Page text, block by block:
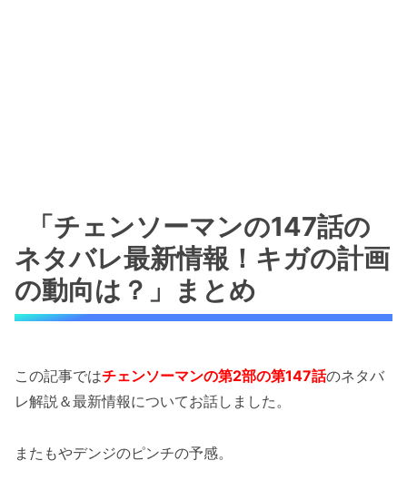
「チェンソーマンの147話の
ネタバレ最新情報！キガの計画
の動向は？」まとめ
この記事ではチェンソーマンの第2部の第147話のネタバ
レ解説＆最新情報についてお話しました。
またもやデンジのピンチの予感。